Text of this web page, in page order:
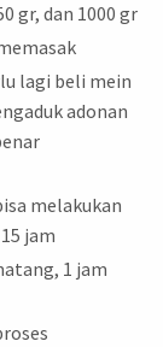
gr, dan 1000 gr
lagi beli mein
adonan
melakukan
jam
1 jam